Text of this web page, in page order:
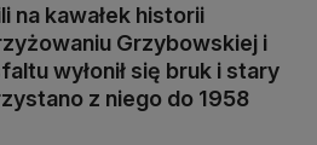
na kawałek historii
Grzybowskiej i
wyłonił się bruk i stary
z niego do 1958